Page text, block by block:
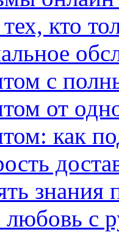
кто
с
от
как
знания
с